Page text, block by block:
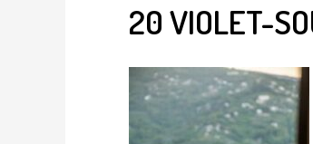
20 VIOLET-